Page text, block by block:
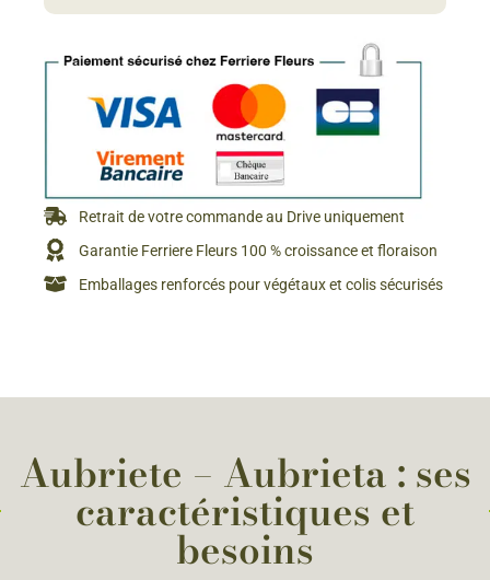
Retrait de votre commande au Drive uniquement
Garantie Ferriere Fleurs 100 % croissance et floraison
Emballages renforcés pour végétaux et colis sécurisés
Aubriete – Aubrieta : ses
caractéristiques et
besoins